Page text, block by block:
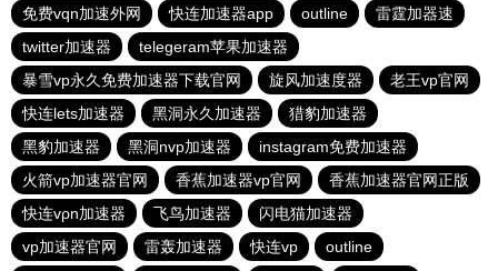
免费vqn加速外网
快连加速器app outline
雷霆加器速
twitter加速器
telegeram苹果加速器
暴雪vp永久免费加速器下载官网
旋风加速度器
老王vp官网
快连lets加速器
黑洞永久加速器
猎豹加速器
黑豹加速器
黑洞nvp加速器
instagram免费加速器
火箭vp加速器官网
香蕉加速器vp官网
香蕉加速器官网正版
快连vρn加速器
飞鸟加速器
闪电猫加速器
vp加速器官网
雷轰加速器 快连vp
outline